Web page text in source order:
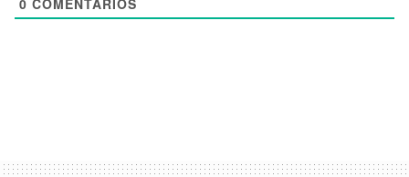
0 COMENTÁRIOS